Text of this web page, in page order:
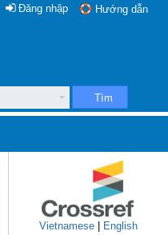
Hướng dẫn
Đăng nhập
Tìm
Vietnamese English